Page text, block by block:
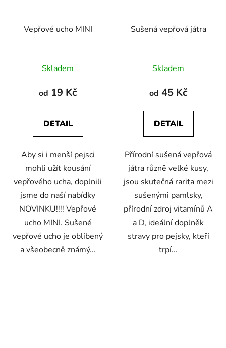
Vepřové ucho MINI
hodnocení
produktu
5,0
z
hvězdiček.
Skladem
od 19 Kč
DETAIL
Aby si i menší pejsci
mohli užít kousání
vepřového ucha, doplnili
jsme do naší nabídky
NOVINKU!!!! Vepřové
ucho MINI. Sušené
vepřové ucho je oblíbený
a všeobecně známý...
Sušená vepřová játra
hodnocení
produktu
5,0
z
hvězdiček.
Skladem
od 45 Kč
DETAIL
Přírodní sušená vepřová
játra různě velké kusy,
jsou skutečná rarita mezi
sušenými pamlsky,
přírodní zdroj vitamínů A
a D, ideální doplněk
stravy pro pejsky, kteří
trpí...